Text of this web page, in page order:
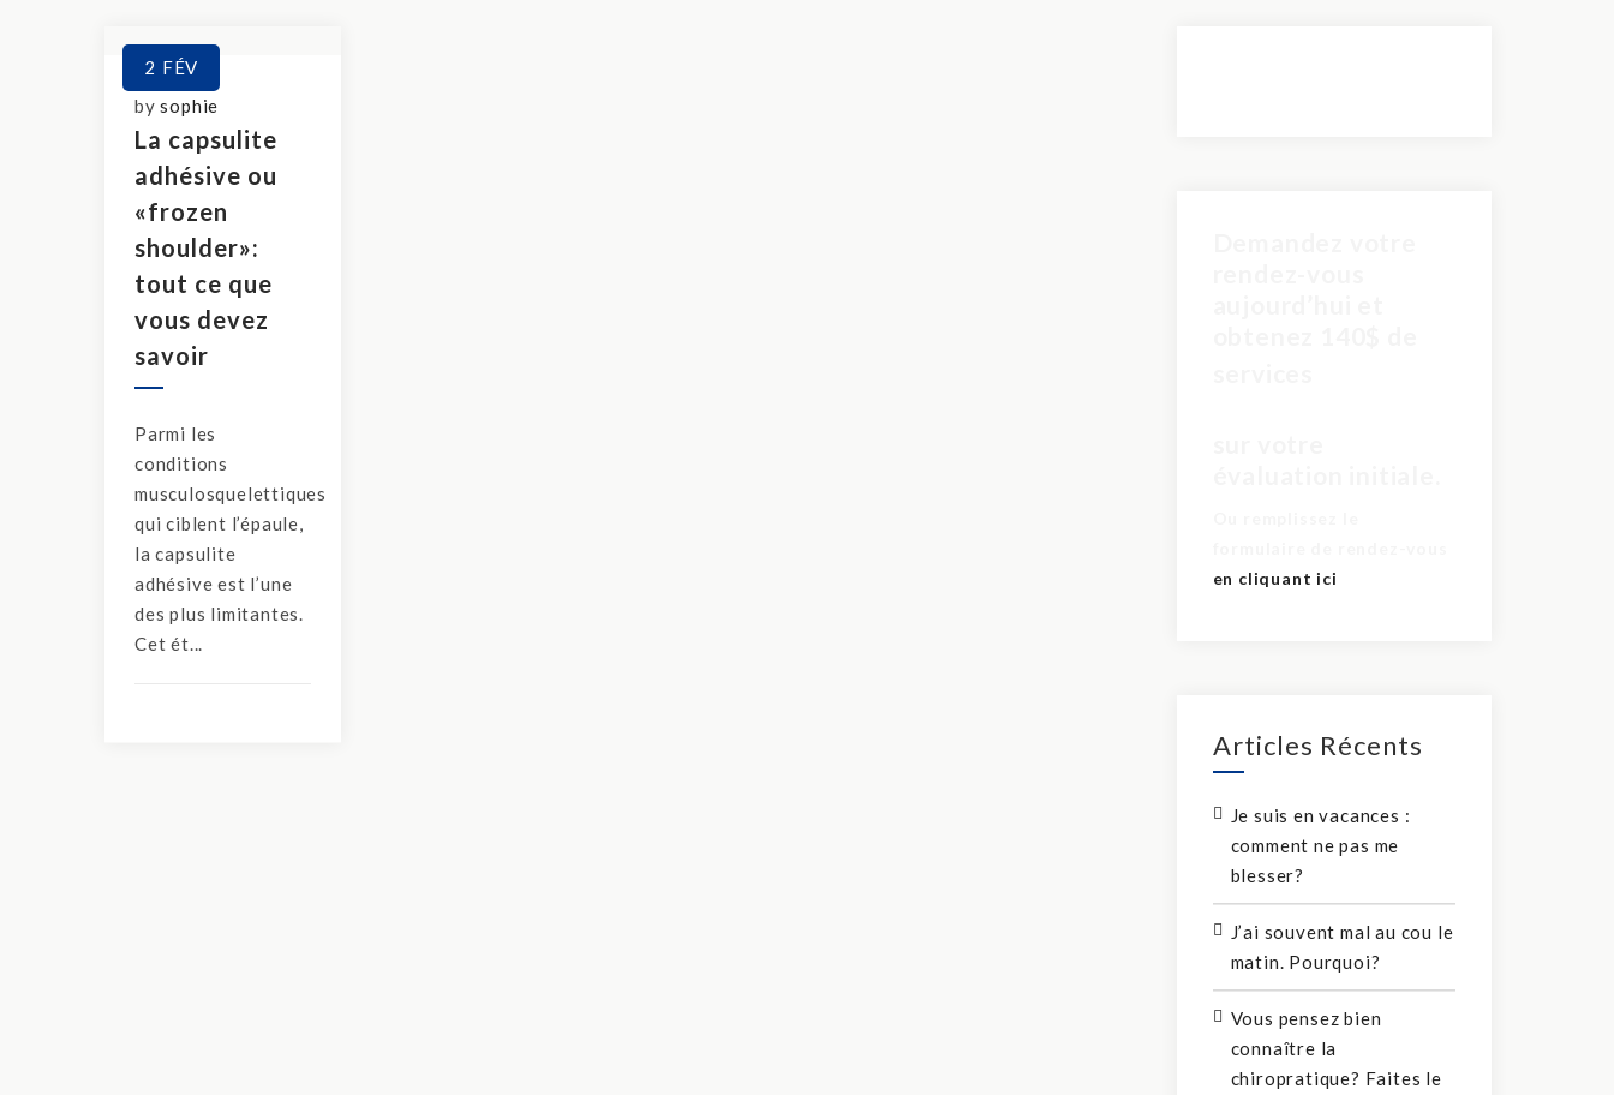
2 FÉV
bysophie
La capsulite
adhésive ou
«frozen
shoulder»:
tout ce que
vous devez
savoir
Parmi les
conditions
musculosquelettiques
qui ciblent l’épaule,
la capsulite
adhésive est l’une
des plus limitantes.
Cet ét...
en cliquant ici
Articles Récents
Je suis en vacances :
comment ne pas me
blesser?
J’ai souvent mal au cou le
matin. Pourquoi?
Vous pensez bien
connaître la
chiropratique? Faites le